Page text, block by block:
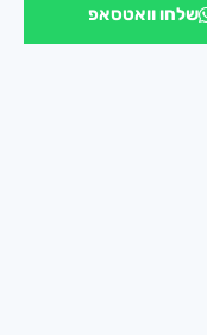
שלחו וואטסאפ